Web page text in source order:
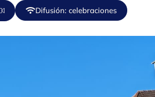
Difusión: celebraciones